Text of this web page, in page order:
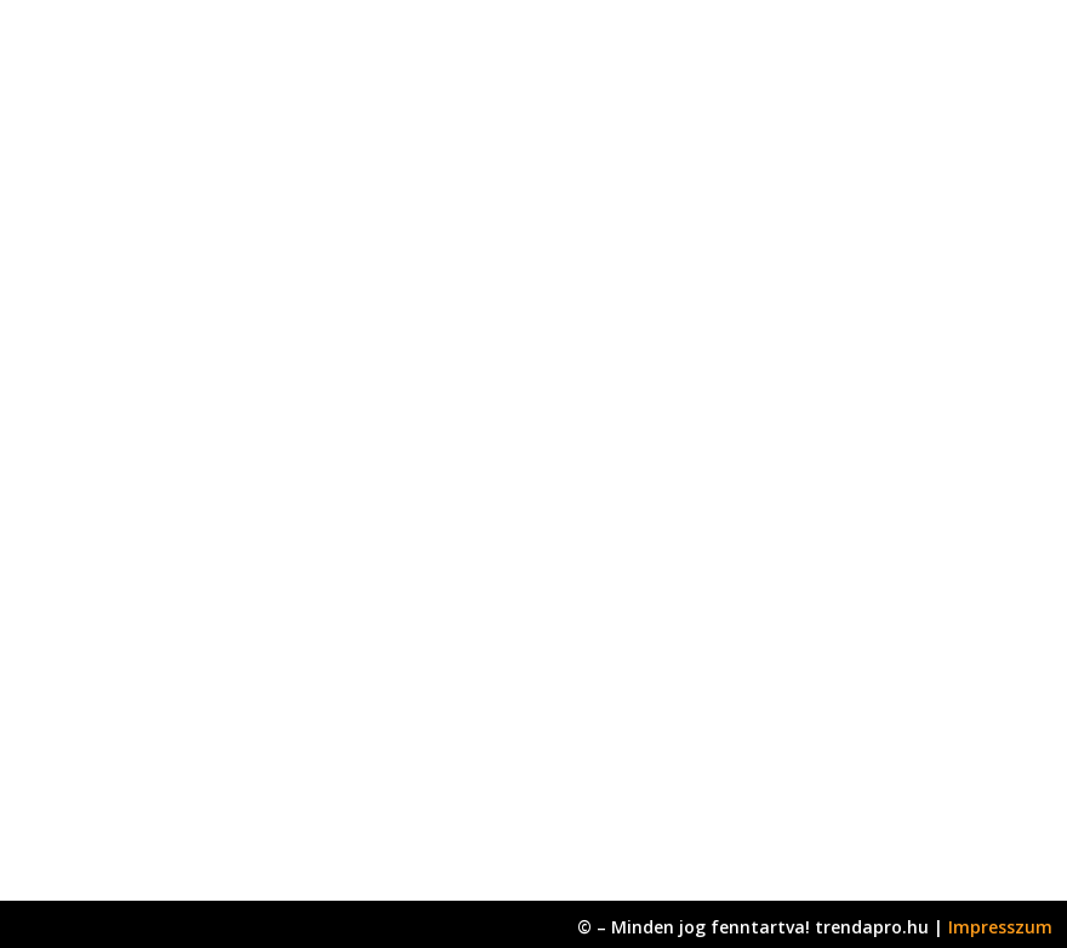
© – Minden jog fenntartva! trendapro.hu | Impresszum